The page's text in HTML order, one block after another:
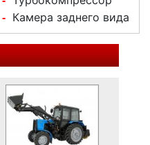
- Камера заднего вида